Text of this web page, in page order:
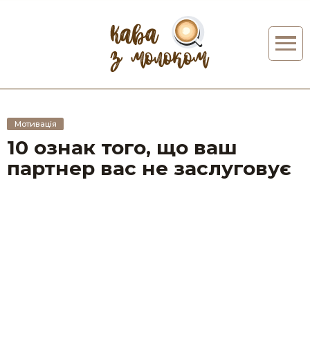
Мотивація
10 ознак того, що ваш
партнер вас не заслуговує